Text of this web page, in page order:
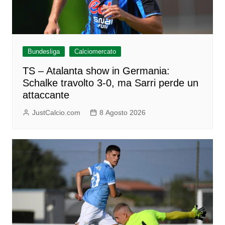
Bundesliga Calciomercato
TS – Atalanta show in Germania:
Schalke travolto 3-0, ma Sarri perde un
attaccante
JustCalcio.com 8 Agosto 2026